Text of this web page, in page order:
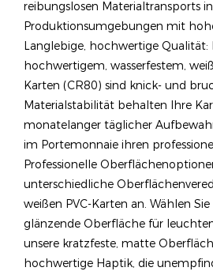
reibungslosen Materialtransports
Produktionsumgebungen mit
Langlebige, hochwertige Qualität:
hochwertigem, wasserfestem,
Karten (CR80) sind knick- und
Materialstabilität behalten Ihre
monatelanger täglicher
im Portemonnaie ihren
Professionelle
unterschiedliche
weißen PVC-Karten an. Wählen
glänzende Oberfläche für
unsere kratzfeste, matte
hochwertige Haptik, die